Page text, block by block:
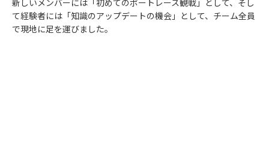
新しいメンバーには「初めてのボートレース観戦」として、そし
て経験者には「知識のアップデートの機会」として、チーム全員
で現地に足を運びました。